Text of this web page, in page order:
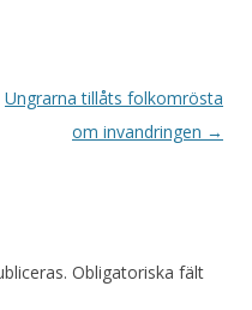
Ungrarna tillåts folkomrösta
om invandringen →
Obligatoriska fält